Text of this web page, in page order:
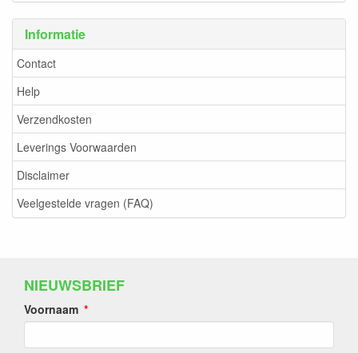
Informatie
Contact
Help
Verzendkosten
Leverings Voorwaarden
Disclaimer
Veelgestelde vragen (FAQ)
NIEUWSBRIEF
Voornaam